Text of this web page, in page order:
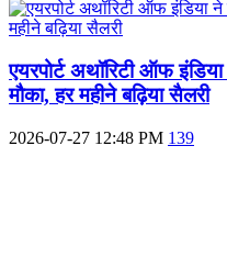
एयरपोर्ट अथॉरिटी ऑफ
मौका, हर महीने बढ़िया सैलरी
2026-07-27 12:48 PM 139